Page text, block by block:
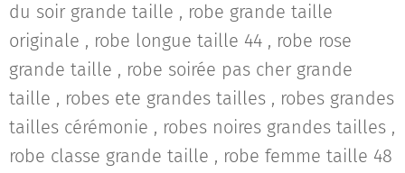
du soir grande taille , robe grande taille
originale , robe longue taille 44 , robe rose
grande taille , robe soirée pas cher grande
taille , robes ete grandes tailles , robes grandes
tailles cérémonie , robes noires grandes tailles ,
robe classe grande taille , robe femme taille 48